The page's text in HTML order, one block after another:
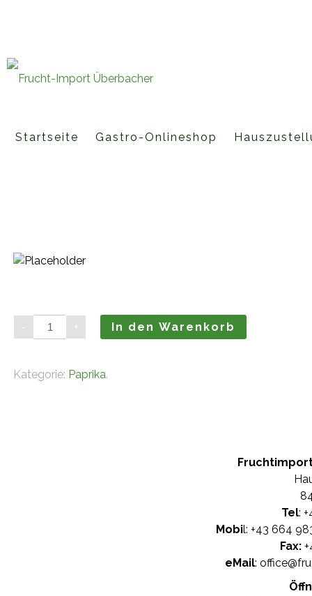
Startseite Gastro-Onlineshop
-
Paprika
rot
(5kg)
+ In den Warenkorb
Kategorie: Paprika.
Tel: +
Mobil: +43 664
Fax:
eMail: